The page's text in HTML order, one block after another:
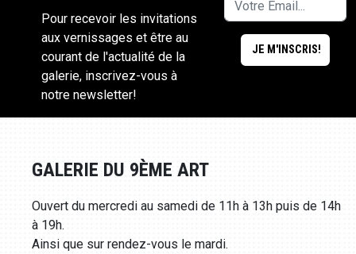
Pour recevoir les invitations
aux vernissages et être au
courant de l'actualité de la
galerie, inscrivez-vous à
notre newsletter!
GALERIE DU 9ÈME ART
Ouvert du mercredi au samedi de 11h à 13h puis de 14h
à 19h.
Ainsi que sur rendez-vous le mardi.